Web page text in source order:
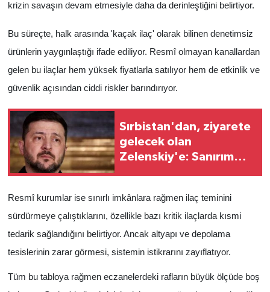
krizin savaşın devam etmesiyle daha da derinleştiğini belirtiyor.
Bu süreçte, halk arasında 'kaçak ilaç' olarak bilinen denetimsiz
ürünlerin yaygınlaştığı ifade ediliyor. Resmî olmayan kanallardan
gelen bu ilaçlar hem yüksek fiyatlarla satılıyor hem de etkinlik ve
güvenlik açısından ciddi riskler barındırıyor.
Sırbistan'dan, ziyarete
gelecek olan
Zelenskiy'e: Sanırım
Resmî kurumlar ise sınırlı imkânlara rağmen ilaç teminini
sürdürmeye çalıştıklarını, özellikle bazı kritik ilaçlarda kısmi
tedarik sağlandığını belirtiyor. Ancak altyapı ve depolama
tesislerinin zarar görmesi, sistemin istikrarını zayıflatıyor.
Tüm bu tabloya rağmen eczanelerdeki rafların büyük ölçüde boş